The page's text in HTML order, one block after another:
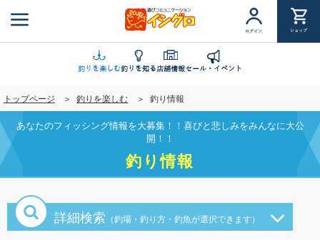
ン
に
移
動
ログイン ショップ
釣りを楽しむ釣りを知る店舗情報セール・イベント
トップページ 釣りを楽しむ 釣り情報
あなたのフィッシング情報を大募集！！喜びと悲しみをみんなに大公
開！！
釣り情報
詳細検索 （釣場・釣り方・釣魚が選択できます）